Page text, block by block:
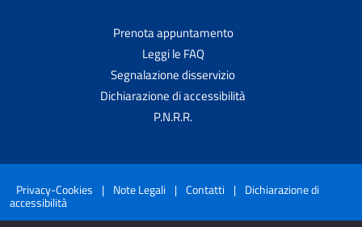
Prenota appuntamento
Leggi le FAQ
Segnalazione disservizio
Dichiarazione di accessibilità
P.N.R.R.
Privacy-Cookies | Note Legali | Contatti | Dichiarazione di
accessibilità